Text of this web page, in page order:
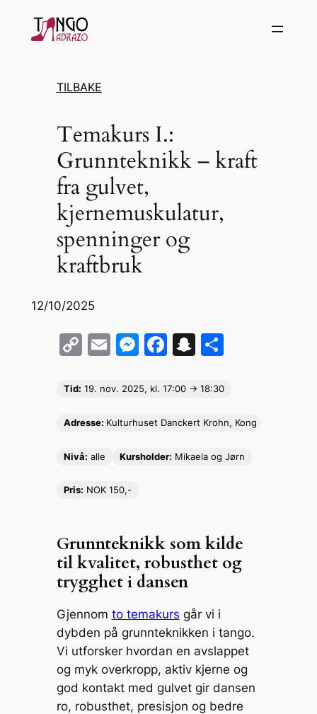
Hopp
TILBAKE
Temakurs I.:
Grunnteknikk – kraft
fra gulvet,
kjernemuskulatur,
spenninger og
kraftbruk
12/10/2025
C
p
Li
n
k
E
ai
l
M
s
e
n
F
c
b
o
S
a
p
c
h
S
ar
e
Tid: 19. nov. 2025, kl. 17:00 -> 18:30
Adresse: Kulturhuset Danckert Krohn, Kong Oscars gate
Nivå: alle Kursholder: Mikaela og Jørn
Pris: NOK 150,-
Grunnteknikk som kilde
til kvalitet, robusthet og
trygghet i dansen
Gjennom to temakurs går vi i
dybden på grunnteknikken i tango.
Vi utforsker hvordan en avslappet
og myk overkropp, aktiv kjerne og
god kontakt med gulvet gir dansen
ro, robusthet, presisjon og bedre